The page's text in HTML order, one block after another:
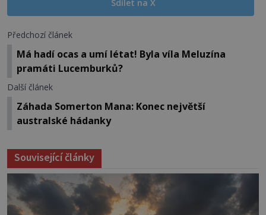
Sdílet na X
Předchozí článek
Má hadí ocas a umí létat! Byla víla Meluzína
pramáti Lucemburků?
Další článek
Záhada Somerton Mana: Konec největší
australské hádanky
Související články